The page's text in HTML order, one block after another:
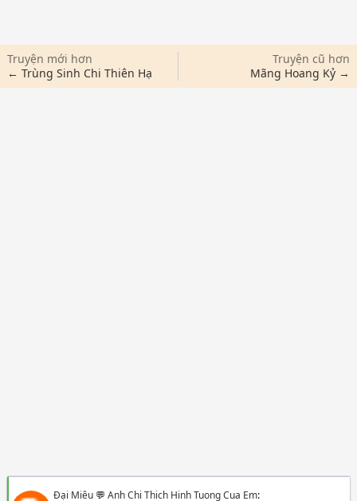
Truyện mới hơn
← Trùng Sinh Chi Thiên Hạ
Truyện cũ hơn
Mãng Hoang Kỷ →
Đại Miêu💬 Anh Chi Thich Hinh Tuong Cua Em: